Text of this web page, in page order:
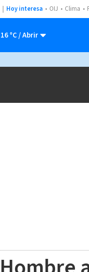
Hoy interesa OIJ Clima
16 ºC